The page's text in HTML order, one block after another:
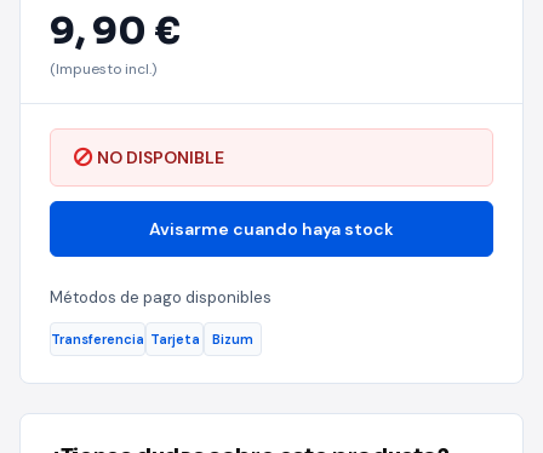
9,90 €
(Impuesto incl.)
NO DISPONIBLE
Avisarme cuando haya stock
Métodos de pago disponibles
Transferencia Tarjeta Bizum